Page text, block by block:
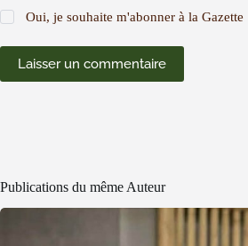
Oui, je souhaite m'abonner à la Gazette
Laisser un commentaire
Publications du même Auteur